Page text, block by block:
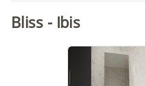
Bliss - Ibis